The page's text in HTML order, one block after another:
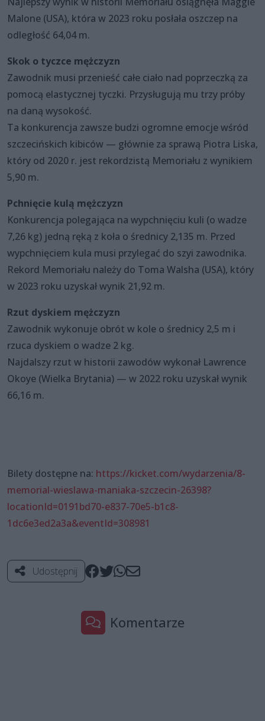
Malone (USA), która w 2023 roku posłała oszczep na
odległość 64,04 m.
Skok o tyczce mężczyzn
Zawodnik musi przenieść całe ciało nad poprzeczką za
pomocą elastycznej tyczki. Przysługują mu trzy próby
na daną wysokość.
Ta konkurencja zawsze budzi ogromne emocje wśród
szczecińskich kibiców — głównie za sprawą Piotra Liska,
który od 2020 r. jest rekordzistą Memoriału z wynikiem
5,90 m.
Pchnięcie kulą mężczyzn
Konkurencja polegająca na wypchnięciu kuli (o wadze
7,26 kg) jedną ręką z koła o średnicy 2,135 m. Przed
wypchnięciem kula musi przylegać do szyi zawodnika.
Rekord Memoriału należy do Toma Walsha (USA), który
w 2023 roku uzyskał wynik 21,92 m.
Rzut dyskiem mężczyzn
Zawodnik wykonuje obrót w kole o średnicy 2,5 m i
rzuca dyskiem o wadze 2 kg.
Najdalszy rzut w historii zawodów wykonał Lawrence
Okoye (Wielka Brytania) — w 2022 roku uzyskał wynik
66,16 m.
Bilety dostępne na: https://kicket.com/wydarzenia/8-
memorial-wieslawa-maniaka-szczecin-26398?
locationId=0191bd70-e837-70e5-b1c8-
1dc6e3ed2a3a&eventId=308981
Udostępnij
Komentarze